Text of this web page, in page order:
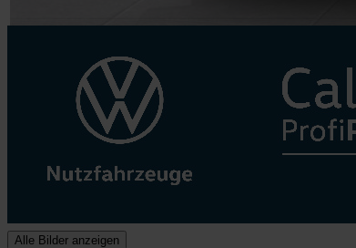
Alle Bilder anzeigen